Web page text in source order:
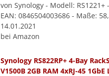
von Synology - Modell:
EAN: 0846504003686 - Maße:
14.01.2021
bei Amazon
Synology RS822RP+ 4-Bay
V1500B 2GB RAM 4xRJ-45